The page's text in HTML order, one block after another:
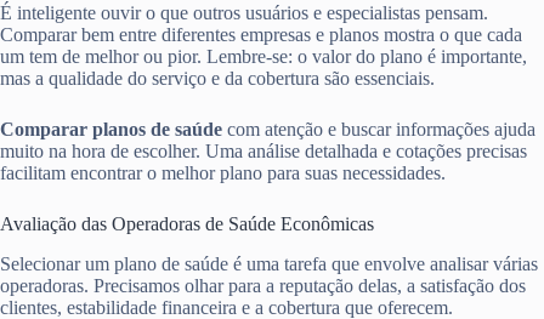
É inteligente ouvir o que outros usuários e especialistas pensam.
Comparar bem entre diferentes empresas e planos mostra o que cada
um tem de melhor ou pior. Lembre-se: o valor do plano é importante,
mas a qualidade do serviço e da cobertura são essenciais.
Comparar planos de saúde com atenção e buscar informações ajuda
muito na hora de escolher. Uma análise detalhada e cotações precisas
facilitam encontrar o melhor plano para suas necessidades.
Avaliação das Operadoras de Saúde Econômicas
Selecionar um plano de saúde é uma tarefa que envolve analisar várias
operadoras. Precisamos olhar para a reputação delas, a satisfação dos
clientes, estabilidade financeira e a cobertura que oferecem.